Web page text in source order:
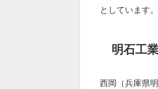
としています。
明石工
西岡（兵庫県明